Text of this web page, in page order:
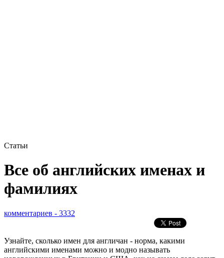
Статьи
Все об английских именах и
фамилиях
комментариев - 3332
Узнайте, сколько имен для англичан - норма, какими
английскими именами можно и модно называть